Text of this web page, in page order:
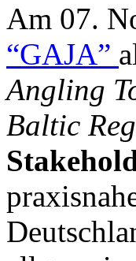
Am 07.
“GAJA”
Angling
Baltic